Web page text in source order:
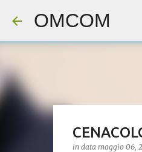
OMCOM
in data maggio 06,